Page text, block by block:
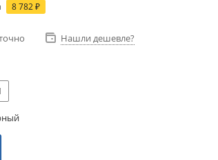
8 782₽
Нашли дешевле?